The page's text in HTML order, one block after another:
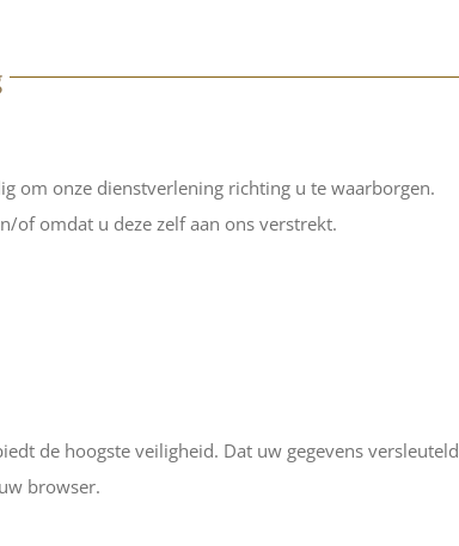
om onze dienstverlening richting u te waarborgen.
of omdat u deze zelf aan ons verstrekt.
de hoogste veiligheid. Dat uw gegevens versleuteld
browser.